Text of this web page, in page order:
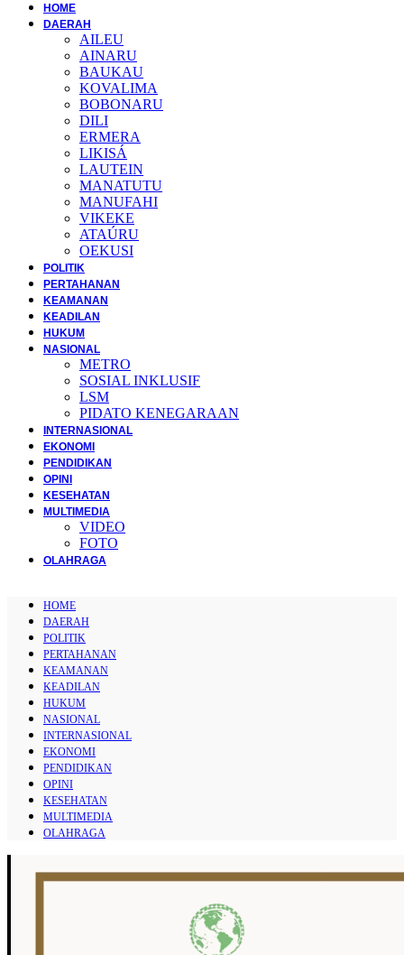
HOME
DAERAH
AILEU
AINARU
BAUKAU
KOVALIMA
BOBONARU
DILI
ERMERA
LIKISÁ
LAUTEIN
MANATUTU
MANUFAHI
VIKEKE
ATAÚRU
OEKUSI
POLITIK
PERTAHANAN
KEAMANAN
KEADILAN
HUKUM
NASIONAL
METRO
SOSIAL INKLUSIF
LSM
PIDATO KENEGARAAN
INTERNASIONAL
EKONOMI
PENDIDIKAN
OPINI
KESEHATAN
MULTIMEDIA
VIDEO
FOTO
OLAHRAGA
HOME
DAERAH
POLITIK
PERTAHANAN
KEAMANAN
KEADILAN
HUKUM
NASIONAL
INTERNASIONAL
EKONOMI
PENDIDIKAN
OPINI
KESEHATAN
MULTIMEDIA
OLAHRAGA